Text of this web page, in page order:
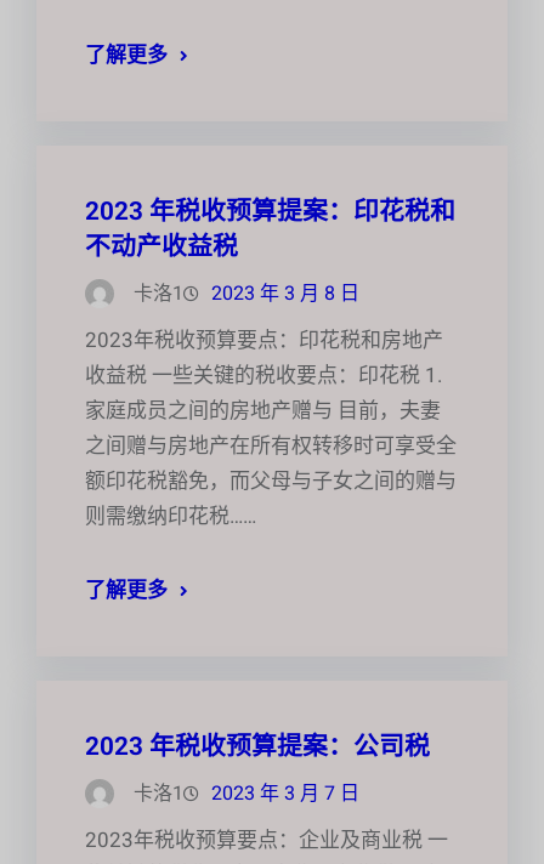
了解更多
2023 年税收预算提案：印花税和
不动产收益税
卡洛1 2023 年 3 月 8 日
2023年税收预算要点：印花税和房地产
收益税 一些关键的税收要点：印花税 1.
家庭成员之间的房地产赠与 目前，夫妻
之间赠与房地产在所有权转移时可享受全
额印花税豁免，而父母与子女之间的赠与
则需缴纳印花税……
了解更多
2023 年税收预算提案：公司税
卡洛1 2023 年 3 月 7 日
2023年税收预算要点：企业及商业税 一